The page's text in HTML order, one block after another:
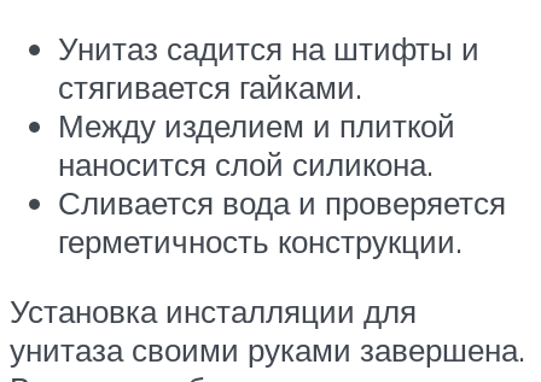
Унитаз садится на штифты и
стягивается гайками.
Между изделием и плиткой
наносится слой силикона.
Сливается вода и проверяется
герметичность конструкции.
Установка инсталляции для
унитаза своими руками завершена.